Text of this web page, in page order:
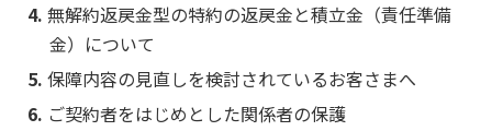
無解約返戻金型の特約の返戻金と積立金（責任準備
金）について
保障内容の見直しを検討されているお客さまへ
ご契約者をはじめとした関係者の保護